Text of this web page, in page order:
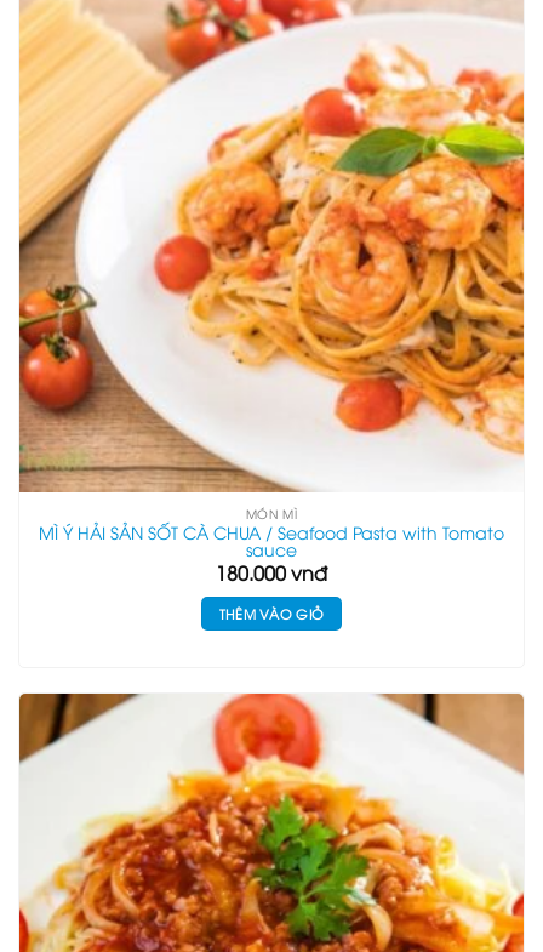
MÓN MÌ
MÌ Ý HẢI SẢN SỐT CÀ CHUA / Seafood Pasta with Tomato
sauce
180.000vnđ
THÊM VÀO GIỎ